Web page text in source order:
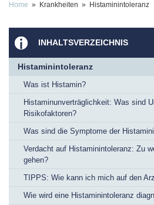
Home » Krankheiten » Histaminintoleranz
INHALTSVERZEICHNIS
Histaminintoleranz
Was ist Histamin?
Histaminunverträglichkeit: Was sind
Risikofaktoren?
Was sind die Symptome der
Verdacht auf Histaminintoleranz: Zu
gehen?
TIPPS: Wie kann ich mich auf den
Wie wird eine Histaminintoleranz